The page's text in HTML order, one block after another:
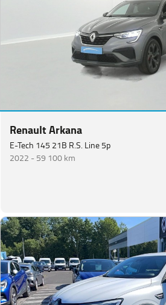
Renault Arkana
E-Tech 145 21B R.S. Line 5p
2022 -59 100 km